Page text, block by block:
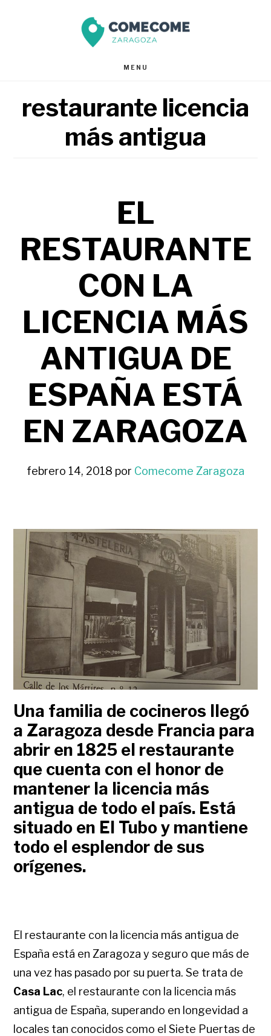
página
MENU
restaurante licencia
más antigua
EL
RESTAURANTE
CON LA
LICENCIA MÁS
ANTIGUA DE
ESPAÑA ESTÁ
EN ZARAGOZA
febrero 14, 2018 por Comecome Zaragoza
Una familia de cocineros llegó
a Zaragoza desde Francia para
abrir en 1825 el restaurante
que cuenta con el honor de
mantener la licencia más
antigua de todo el país. Está
situado en El Tubo y mantiene
todo el esplendor de sus
orígenes.
El restaurante con la licencia más antigua de
España está en Zaragoza y seguro que más de
una vez has pasado por su puerta. Se trata de
Casa Lac, el restaurante con la licencia más
antigua de España, superando en longevidad a
locales tan conocidos como el Siete Puertas de